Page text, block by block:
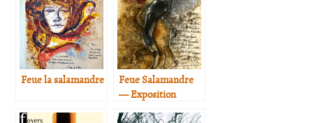
Feue la salamandre
Feue Salamandre
— Exposition